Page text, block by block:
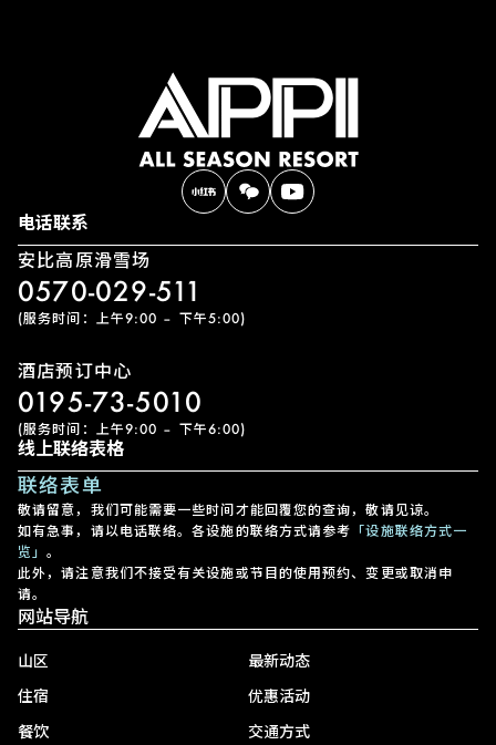
电话联系
安比高原滑雪场
0570-029-511
(服务时间：上午9:00 – 下午5:00)
酒店预订中心
0195-73-5010
(服务时间：上午9:00 – 下午6:00)
线上联络表格
联络表单
敬请留意，我们可能需要一些时间才能回覆您的查询，敬请见谅。
如有急事，请以电话联络。各设施的联络方式请参考 「设施联络方式一
览」。
此外，请注意我们不接受有关设施或节目的使用预约、变更或取消申
请。
网站导航
山区
住宿
餐饮
最新动态
优惠活动
交通方式